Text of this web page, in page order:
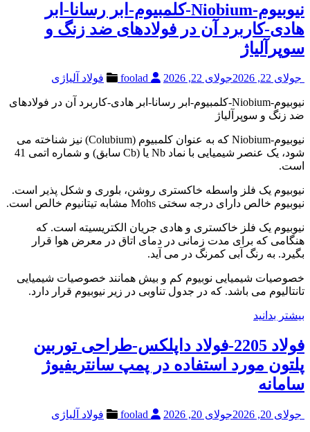
نیوبیوم-Niobium-کلمبیوم-ابر رسانا-ابر
هادی-کاربرد آن در فولادهای ضد زنگ و
سوپرآلیاژ
جولای 22, 2026 جولای 22, 2026 فولاد آلیاژی
نیوبیوم-Niobium-کلمبیوم-ابر رسانا-ابر هادی-کاربرد آن در فولادهای
ضد زنگ و سوپرآلیاژ
نیوبیوم-Niobium که به عنوان کلمبیوم (Colubium) نیز شناخته می
شود، یک عنصر شیمیایی با نماد Nb یا (Cb سابق) و شماره اتمی 41
است.
نیوبیوم یک فلز واسطه خاکستری روشن، بلوری و شکل پذیر است.
نیوبیوم خالص دارای درجه سختی Mohs مشابه تیتانیوم خالص است.
نیوبیوم یک فلز خاکستری و هادی جریان الکتریسیته است. که
هنگامی که برای مدت زمانی در دمای اتاق در معرض هوا قرار
بگیرد. به رنگ آبی کمرنگ در می آید.
خصوصیات شیمیایی نوبیوم کم و بیش همانند خصوصیات شیمیایی
تانتالیوم می باشد. که در جدول تناوبی در زیر نیوبیوم قرار دارد.
بیشتر بدانید
فولاد 2205-فولاد داپلکس-طراحی توربین
پلتون مورد استفاده در پمپ سانتریفیوژ
سامانه
جولای 20, 2026 جولای 20, 2026 فولاد آلیاژی